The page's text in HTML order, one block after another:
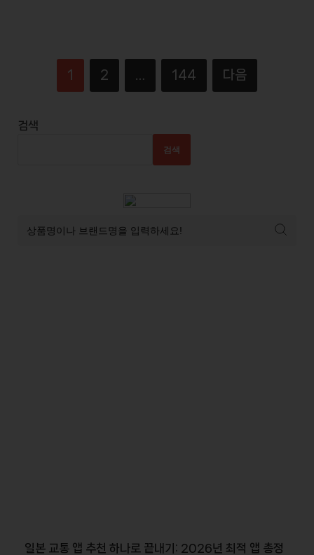
1 2 … 144 다음
검색
검색
일본 교통 앱 추천 하나로 끝내기: 2026년 최적 앱 총정